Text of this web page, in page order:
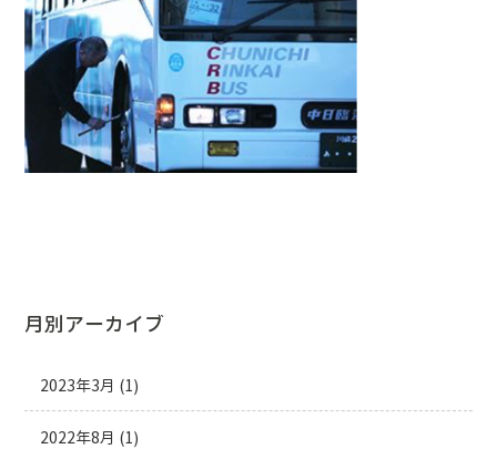
月別アーカイブ
2023年3月 (1)
2022年8月 (1)